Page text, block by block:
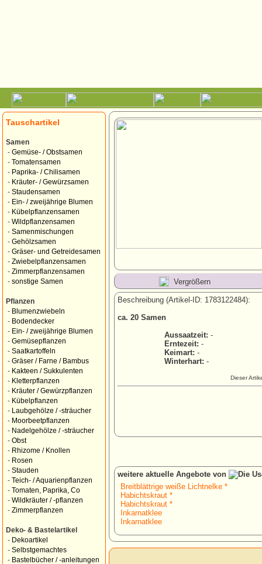
Tauschartikel
Samen
- Gemüse- / Obstsamen
- Tomatensamen
- Paprika- / Chilisamen
- Kräuter- / Gewürzsamen
- Staudensamen
- Ein- / zweijährige Blumen
- Kübelpflanzensamen
- Wildpflanzensamen
- Samenmischungen
- Gehölzsamen
- Gräser- und Getreidesamen
- Zwiebelpflanzensamen
- Zimmerpflanzensamen
- sonstige Samen
Pflanzen
- Blumenzwiebeln
- Bodendecker
- Ein- / zweijährige Blumen
- Gemüsepflanzen
- Saatkartoffeln
- Gräser / Farne / Bambus
- Kakteen / Sukkulenten
- Kletterpflanzen
- Kräuter / Gewürzpflanzen
- Kübelpflanzen
-
Laubgehölze / -sträucher
- Moorbeetpflanzen
- Nadelgehölze / -sträucher
- Obst
- Rhizome / Knollen
- Rosen
- Stauden
- Teich- / Aquarienpflanzen
- Tomaten, Paprika, Co
- Wildkräuter / -pflanzen
- Zimmerpflanzen
Deko- & Bastelartikel
- Dekoartikel
- Selbstgemachtes
- Bastelbücher / -anleitungen
Vergrößern
Beschreibung (Artikel-ID: 1783122484):
ca. 20 Samen
Aussaatzeit: -
Erntezeit: -
Keimart: -
Winterhart: -
Dieser
weitere aktuelle Angebote von
Breitblättrige weiße Lichtnelke *
Habichtskraut *
Habichtskraut *
Inkarnatklee
Inkarnatklee